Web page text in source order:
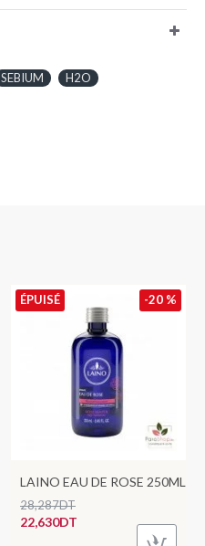
SEBIUM
H2O
-20 %
ÉPUISÉ
LAINO EAU DE ROSE 250ML
22,630DT
28,287DT